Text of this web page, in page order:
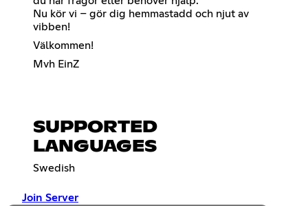
Nu kör vi – gör dig hemmastadd och njut av
vibben!
Välkommen!
Mvh EinZ
SUPPORTED
LANGUAGES
Swedish
Join Server